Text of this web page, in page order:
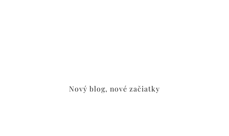
Nový blog, nové začiatky